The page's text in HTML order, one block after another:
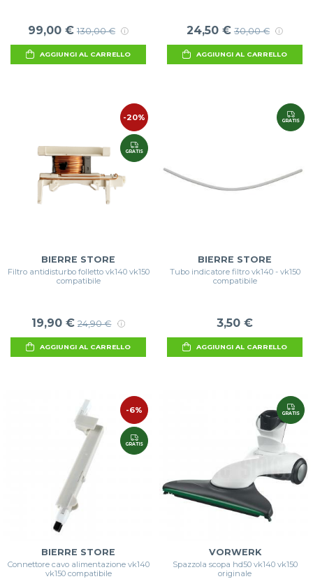
99,00 € 130,00 €
AGGIUNGI AL CARRELLO
24,50 € 30,00 €
AGGIUNGI AL CARRELLO
-20%
GRATIS
BIERRE STORE
Filtro antidisturbo folletto vk140 vk150
compatibile
19,90 € 24,90 €
AGGIUNGI AL CARRELLO
GRATIS
BIERRE STORE
Tubo indicatore filtro vk140 - vk150
compatibile
3,50 €
AGGIUNGI AL CARRELLO
-6%
GRATIS
BIERRE STORE
Connettore cavo alimentazione vk140
vk150 compatibile
GRATIS
VORWERK
Spazzola scopa hd50 vk140 vk150
originale